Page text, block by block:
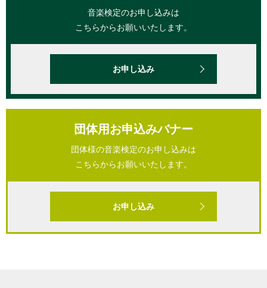
音楽検定のお申し込みは
こちらからお願いいたします。
お申し込み
団体用お申込みバナー
団体様の音楽検定のお申し込みは
こちらからお願いいたします。
お申し込み